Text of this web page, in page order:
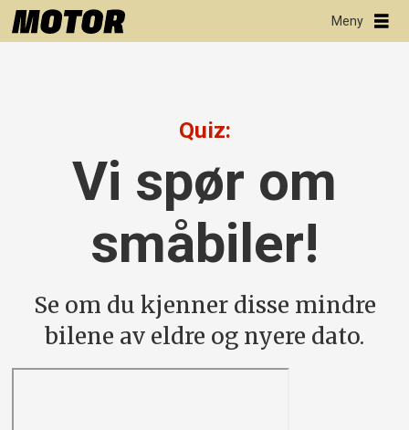
Quiz:
Vi spør om
småbiler!
Se om du kjenner disse mindre
bilene av eldre og nyere dato.